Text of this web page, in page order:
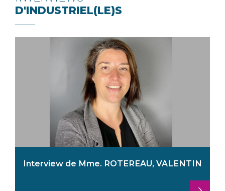
D'INDUSTRIEL(LE)S
Interview de Mme. ROTEREAU, VALENTIN